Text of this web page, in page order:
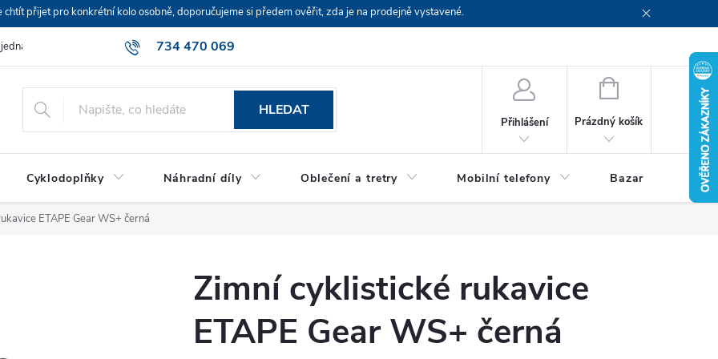
přijet pro konkrétní kolo osobně, doporučujeme si předem ověřit, zda je na prodejně vystavené.
734 470 069
HLEDAT
Přihlášení
NÁKUPNÍ
Prázdný košík
Cyklodoplňky Náhradní díly Oblečení a tretry Mobilní telefony Bazar Servis
ETAPE Gear WS+ černá
Zimní cyklistické rukavice
ETAPE Gear WS+ černá